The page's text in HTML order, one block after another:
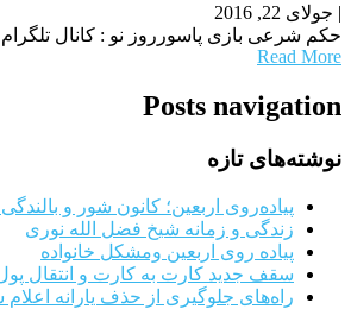
| جولای 22, 2016
حکم شرعی بازی پاسورروز نو : کانال
Read More
Posts navigation
نوشته‌های تازه
پیاده‌روی اربعین؛ کانون شور و
زندگی و زمانه شیخ فضل الله نوری
پیاده روی اربعین ومشکل خانواده
سقف جدید کارت به کارت و انتقال
راه‌های جلوگیری از حذف یارانه اعلام